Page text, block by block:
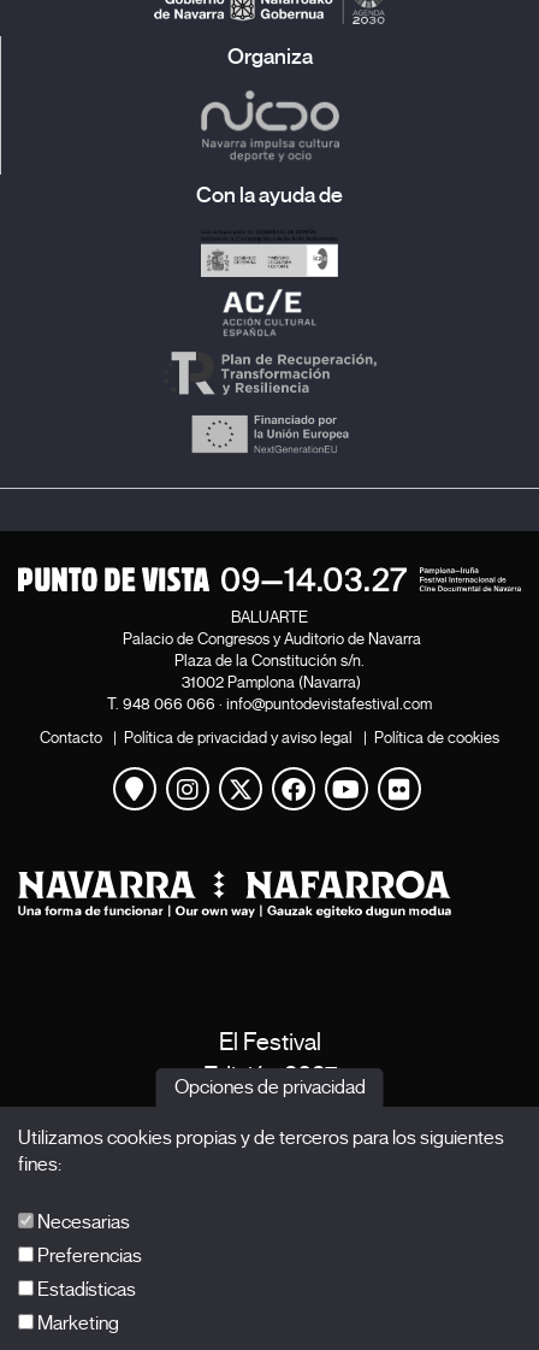
Organiza
Con la ayuda de
BALUARTE
Palacio de Congresos y Auditorio de Navarra
Plaza de la Constitución s/n.
31002 Pamplona (Navarra)
T. 948 066 066 · info@puntodevistafestival.com
Contacto | Política de privacidad y aviso legal | Política de cookies
Ver mapa
Instagram
Twitter
Facebook
Youtube
Flickr
El Festival
Edición 2027
Acreditaciones
Opciones de privacidad
Utilizamos cookies propias y de terceros para los siguientes
fines:
Necesarias
Preferencias
Estadísticas
Marketing